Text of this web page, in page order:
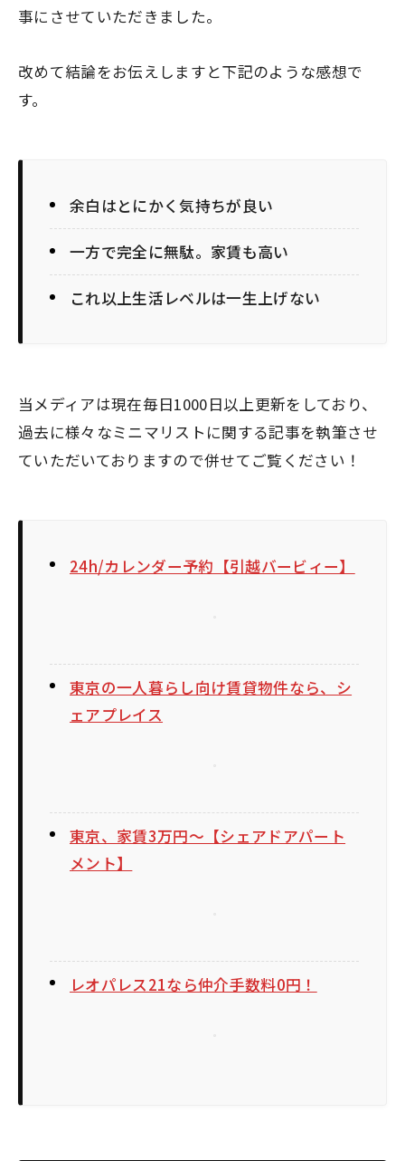
事にさせていただきました。
改めて結論をお伝えしますと下記のような感想で
す。
余白はとにかく気持ちが良い
一方で完全に無駄。家賃も高い
これ以上生活レベルは一生上げない
当メディアは現在毎日1000日以上更新をしており、
過去に様々なミニマリストに関する記事を執筆させ
ていただいておりますので併せてご覧ください！
24h/カレンダー予約【引越バービィー】
東京の一人暮らし向け賃貸物件なら、シ
ェアプレイス
東京、家賃3万円〜【シェアドアパート
メント】
レオパレス21なら仲介手数料0円！